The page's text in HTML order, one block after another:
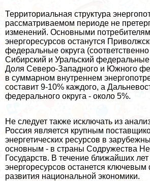
Территориальная структура
рассматриваемом периоде не
изменений. Основными
энергоресурсов останутся
федеральные округа
Сибирский и Уральский федеральные
Доля Северо-Западного и Южного
в суммарном внутреннем
составит 9-10% каждого, а
федерального округа - около 5%.
Не следует также исключать из
Россия является крупным
энергетических ресурсов в
основным - в страны Содружества
Государств. В течение ближайших лет
энергоресурсов останется
развития национальной экономики.